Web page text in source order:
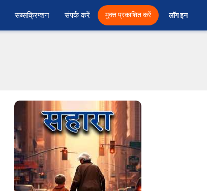
सब्सक्रिप्शन संपर्क करें मुक्त प्रकाशित करें लॉग इन